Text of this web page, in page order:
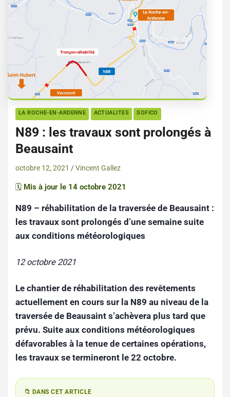
LA ROCHE-EN-ARDENNE ACTUALITES SOFICO
N89 : les travaux sont prolongés à
Beausaint
octobre 12, 2021 Vincent Gallez
🗓️ Mis à jour le 14 octobre 2021
N89 – réhabilitation de la traversée de Beausaint :
les travaux sont prolongés d’une semaine suite
aux conditions météorologiques
12 octobre 2021
Le chantier de réhabilitation des revêtements
actuellement en cours sur la N89 au niveau de la
traversée de Beausaint s’achèvera plus tard que
prévu. Suite aux conditions météorologiques
défavorables à la tenue de certaines opérations,
les travaux se termineront le 22 octobre.
📁 DANS CET ARTICLE